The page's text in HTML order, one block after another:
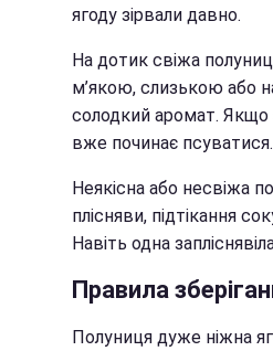
ягоду зірвали давно.
На дотик свіжа
м’якою, слизькою або
солодкий аромат. Якщо
вже починає псуватися.
Неякісна або несвіжа
плісняви, підтікання
Навіть одна
Правила
Полуниця дуже ніжна